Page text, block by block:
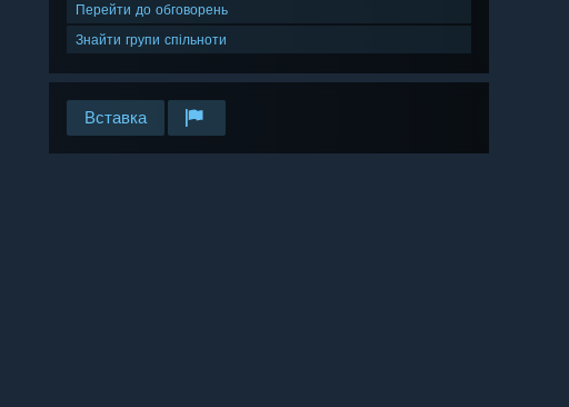
Перейти до обговорень
Знайти групи спільноти
Вставка